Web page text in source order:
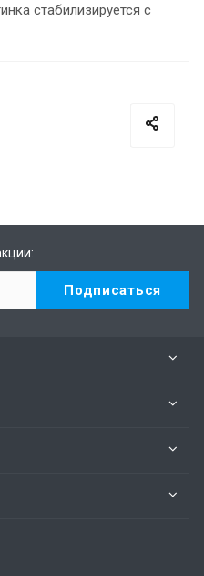
стабилизируется с